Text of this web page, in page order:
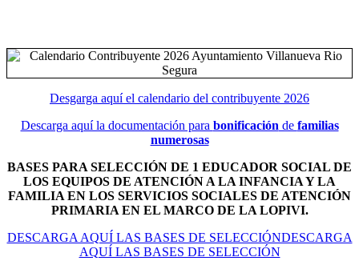
Desgarga aquí el calendario del contribuyente 2026
Descarga aquí la documentación para bonificación de familias
numerosas
BASES PARA SELECCIÓN DE 1 EDUCADOR SOCIAL DE
LOS EQUIPOS DE ATENCIÓN A LA INFANCIA Y LA
FAMILIA EN LOS SERVICIOS SOCIALES DE ATENCIÓN
PRIMARIA EN EL MARCO DE LA LOPIVI.
DESCARGA AQUÍ LAS BASES DE SELECCIÓNDESCARGA
AQUÍ LAS BASES DE SELECCIÓN